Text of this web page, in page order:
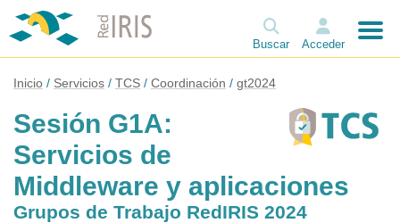
Buscar Acceder
Inicio Servicios TCS Coordinación gt2024
Sesión G1A:
Servicios de
Middleware y aplicaciones
Grupos de Trabajo RedIRIS 2024